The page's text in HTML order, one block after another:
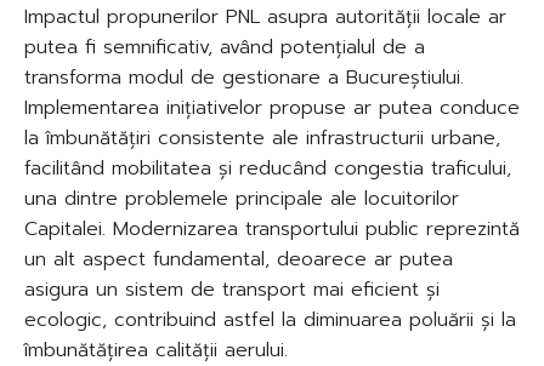
Impactul propunerilor PNL asupra autorității locale ar
putea fi semnificativ, având potențialul de a
transforma modul de gestionare a Bucureștiului.
Implementarea inițiativelor propuse ar putea conduce
la îmbunătățiri consistente ale infrastructurii urbane,
facilitând mobilitatea și reducând congestia traficului,
una dintre problemele principale ale locuitorilor
Capitalei. Modernizarea transportului public reprezintă
un alt aspect fundamental, deoarece ar putea
asigura un sistem de transport mai eficient și
ecologic, contribuind astfel la diminuarea poluării și la
îmbunătățirea calității aerului.